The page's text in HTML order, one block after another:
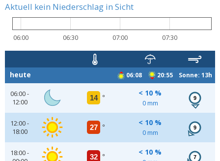
Aktuell kein Niederschlag in Sicht
06:00 06:30 07:00 07:30
06:08 20:55 Sonne: 13h
heute
06:00 -
12:00
14 °
< 10 %
0 mm
9
12:00 -
18:00
27 °
< 10 %
0 mm
9
18:00 -
32 °
< 10 %
7